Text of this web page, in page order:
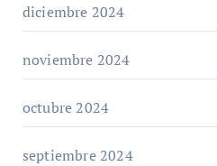
diciembre 2024
noviembre 2024
octubre 2024
septiembre 2024